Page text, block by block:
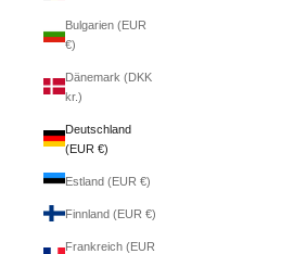
Bulgarien (EUR
€)
Dänemark (DKK
kr.)
Deutschland
(EUR €)
Estland (EUR €)
Finnland (EUR €)
Frankreich (EUR